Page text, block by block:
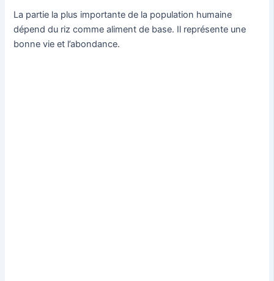
La partie la plus importante de la population humaine
dépend du riz comme aliment de base. Il représente une
bonne vie et l’abondance.